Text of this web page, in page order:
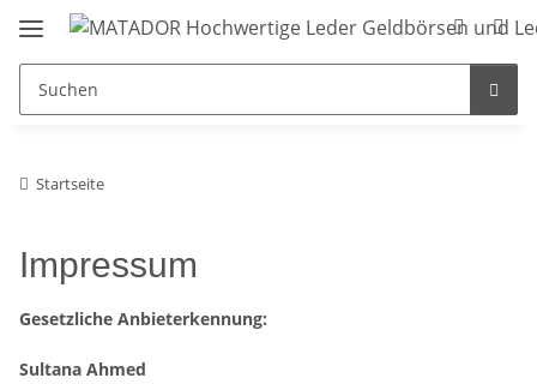
Startseite
Impressum
Gesetzliche Anbieterkennung:
Sultana Ahmed